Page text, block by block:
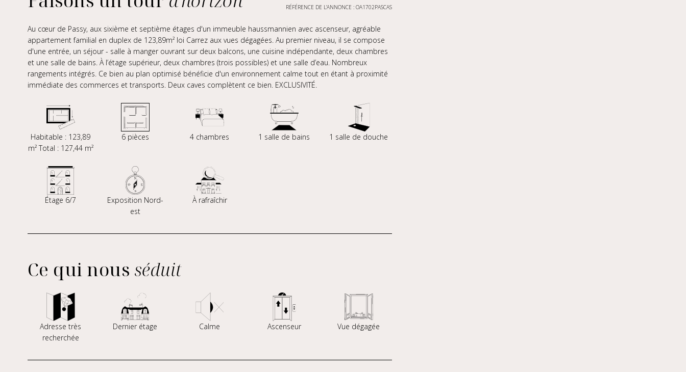
RÉFÉRENCE DE L’ANNONCE : OA1702PASCAS
Au cœur de Passy, aux sixième et septième étages d'un immeuble haussmannien avec ascenseur, agréable
appartement familial en duplex de 123,89m² loi Carrez aux vues dégagées. Au premier niveau, il se compose
d'une entrée, un séjour - salle à manger ouvrant sur deux balcons, une cuisine indépendante, deux chambres
et une salle de bains. À l’étage supérieur, deux chambres (trois possibles) et une salle d’eau. Nombreux
rangements intégrés. Ce bien au plan optimisé bénéficie d'un environnement calme tout en étant à proximité
immédiate des commerces et transports. Deux caves complètent ce bien. EXCLUSIVITÉ.
Habitable : 123,89
m² Total : 127,44 m²
6 pièces 4 chambres 1 salle de bains 1 salle de douche
Étage 6/7
Exposition Nord-
est
À rafraîchir
Ce qui nous séduit
Adresse très
recherchée
Dernier étage Calme Ascenseur Vue dégagée